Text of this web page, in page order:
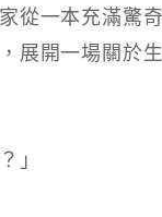
從一本充滿驚
展開一場關於
」